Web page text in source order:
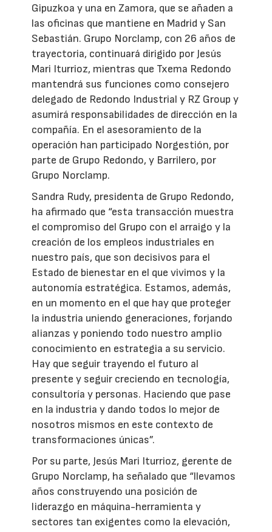
Gipuzkoa y una en Zamora, que se añaden a
las oficinas que mantiene en Madrid y San
Sebastián. Grupo Norclamp, con 26 años de
trayectoria, continuará dirigido por Jesús
Mari Iturrioz, mientras que Txema Redondo
mantendrá sus funciones como consejero
delegado de Redondo Industrial y RZ Group y
asumirá responsabilidades de dirección en la
compañía. En el asesoramiento de la
operación han participado Norgestión, por
parte de Grupo Redondo, y Barrilero, por
Grupo Norclamp.
Sandra Rudy, presidenta de Grupo Redondo,
ha afirmado que “esta transacción muestra
el compromiso del Grupo con el arraigo y la
creación de los empleos industriales en
nuestro país, que son decisivos para el
Estado de bienestar en el que vivimos y la
autonomía estratégica. Estamos, además,
en un momento en el que hay que proteger
la industria uniendo generaciones, forjando
alianzas y poniendo todo nuestro amplio
conocimiento en estrategia a su servicio.
Hay que seguir trayendo el futuro al
presente y seguir creciendo en tecnología,
consultoría y personas. Haciendo que pase
en la industria y dando todos lo mejor de
nosotros mismos en este contexto de
transformaciones únicas”.
Por su parte, Jesús Mari Iturrioz, gerente de
Grupo Norclamp, ha señalado que “llevamos
años construyendo una posición de
liderazgo en máquina-herramienta y
sectores tan exigentes como la elevación,